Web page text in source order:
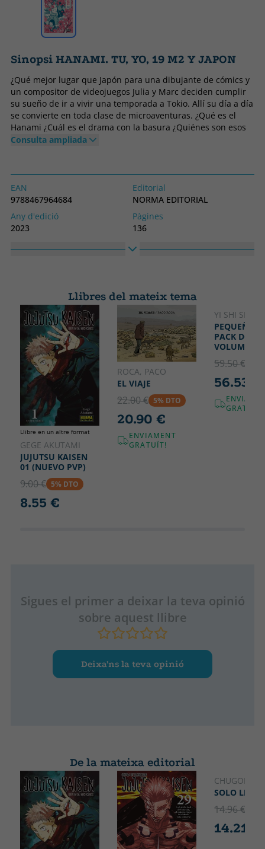
Sinopsi HANAMI. TU, YO, 19 M2 Y JAPON
¿Qué mejor lugar que Japón para una dibujante de cómics y
un compositor de videojuegos Julia y Marc deciden cumplir
su sueño de ir a vivir una temporada a Tokio. Allí su día a día
se convierte en toda clase de microaventuras. ¿Qué es el
Hanami ¿Cuál es el drama con la basura ¿Quiénes son esos
ancianos con luces que gritan en la calle Y sobre todoà
infinidad de curiosidades sobre Japón a través de la mirada
curiosa y libre de prejuicios de la autora Julia Cejas.
Consulta ampliada
EAN
9788467964684
Editorial
NORMA EDITORIAL
Any d'edició
2023
Pàgines
136
Idioma
190
Llibres del mateix tema
Llibre en un altre format
GEGE AKUTAMI
JUJUTSU KAISEN
01 (NUEVO PVP)
9.00 € 5% DTO
8.55 €
ROCA, PACO
EL VIAJE
22.00 € 5% DTO
20.90 €
ENVIAMENT
GRATUÏT!
YI SHI SI
PEQUEÑO
PACK DOS
VOLUMENES
59.50 €
56.53 €
GRATUÏT!
Sigues el primer a deixar la teva opinió
sobre aquest llibre
Deixa’ns la teva opinió
De la mateixa editorial
CHUGONG
SOLO
14.96 €
14.21 €